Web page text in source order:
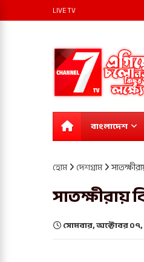
LIVE TV
বাংলাদেশ
হোম দেশগ্রাম
সাতক্ষীরায়
সোমবার, অক্টোবর